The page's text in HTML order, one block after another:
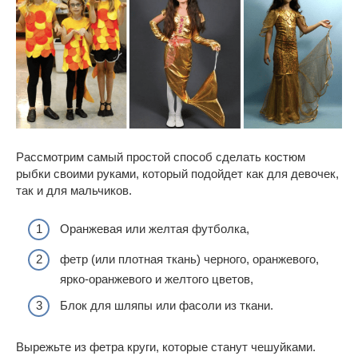
Рассмотрим самый простой способ сделать костюм
рыбки своими руками, который подойдет как для девочек,
так и для мальчиков.
Оранжевая или желтая футболка,
фетр (или плотная ткань) черного, оранжевого,
ярко-оранжевого и желтого цветов,
Блок для шляпы или фасоли из ткани.
Вырежьте из фетра круги, которые станут чешуйками.